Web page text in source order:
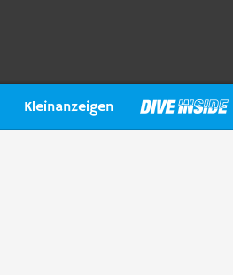
Kleinanzeigen